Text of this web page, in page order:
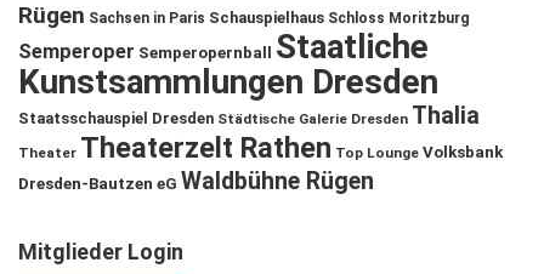
Rügen Sachsen in Paris Schauspielhaus Schloss Moritzburg
Semperoper Semperopernball
Staatliche
Kunstsammlungen Dresden
Staatsschauspiel Dresden Städtische Galerie Dresden Thalia
Theater Theaterzelt Rathen Top Lounge Volksbank
Dresden-Bautzen eG Waldbühne Rügen
Mitglieder Login